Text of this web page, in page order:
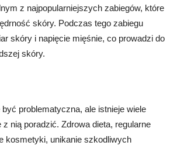
z najpopularniejszych zabiegów, które
skóry. Podczas tego zabiegu
skóry i napięcie mięśnie, co prowadzi do
skóry.
problematyczna, ale istnieje wiele
nią poradzić. Zdrowa dieta, regularne
kosmetyki, unikanie szkodliwych